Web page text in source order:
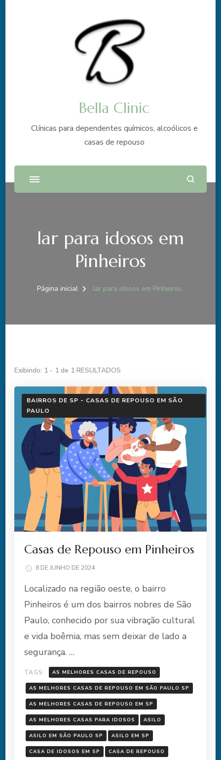
Bella Clinic
Clínicas para dependentes químicos, alcoólicos e
casas de repouso
lar para idosos em
Pinheiros
Página inicial lar para idosos em Pinheiros
Exibindo: 1 - 1 de 1 RESULTADOS
BAIRROS DE SP - CASAS DE REPOUSO EM SÃO
PAULO
Casas de Repouso em Pinheiros
8 DE JUNHO DE 2024
Localizado na região oeste, o bairro
Pinheiros é um dos bairros nobres de São
Paulo, conhecido por sua vibração cultural
e vida boêmia, mas sem deixar de lado a
segurança. …
TAGS: AS MELHORES CASAS DE REPOUSO
AS MELHORES CASAS DE REPOUSO EM SÃO PAULO SP
AS MELHORES CASAS DE REPOUSO EM SP
AS MELHORES CASAS PARA IDOSOS ASILO
ASILO EM SÂO PAULO SP ASILO EM SP
CASA DE IDOSOS EM SP CASA DE REPOUSO